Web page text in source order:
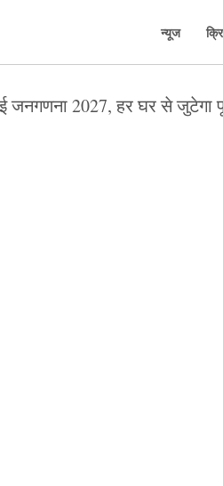
न्यूज
2027, हर घर से जुटेगा